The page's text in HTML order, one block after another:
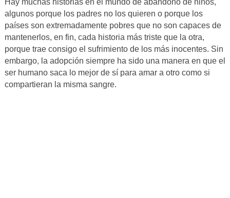
Hay muchas historias en el mundo de abandono de niños,
algunos porque los padres no los quieren o porque los
países son extremadamente pobres que no son capaces de
mantenerlos, en fin, cada historia más triste que la otra,
porque trae consigo el sufrimiento de los más inocentes. Sin
embargo, la adopción siempre ha sido una manera en que el
ser humano saca lo mejor de sí para amar a otro como si
compartieran la misma sangre.